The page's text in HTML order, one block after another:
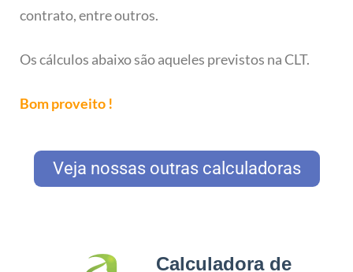
contrato, entre outros.
Os cálculos abaixo são aqueles previstos na CLT.
Bom proveito !
Veja nossas outras calculadoras